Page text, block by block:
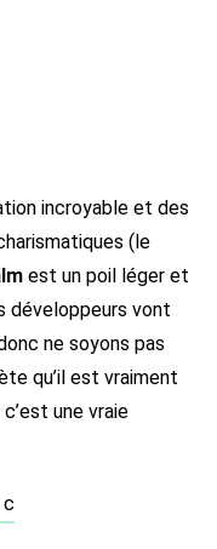
incroyable et des
(le
est un poil léger et
développeurs vont
ne soyons pas
qu’il est vraiment
une vraie